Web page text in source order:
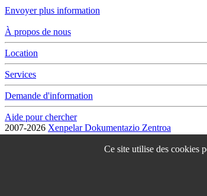
Envoyer plus information
À propos de nous
Location
Services
Demande d'information
Aide pour chercher
2007-2026 Xenpelar Dokumentazio Zentroa
T. (+34) 943 69 42 77 / F. (+34) 943 69 30 41 /
Ce site utilise des cookies